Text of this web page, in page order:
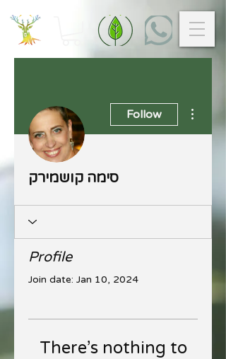
Follow
סימה קושמירק
Profile
Join date: Jan 10, 2024
There’s nothing to